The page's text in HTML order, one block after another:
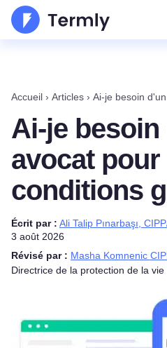
Accueil › Articles › Ai-je besoin
Ai-je besoin
avocat pour
conditions
Écrit par : Ali Talip Pınarbaşı,
3 août 2026
Révisé par : Masha Komnenic
Directrice de la protection de la